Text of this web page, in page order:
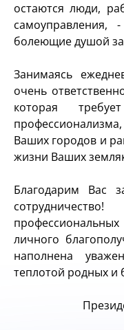
остаются люди,
самоуправления,
болеющие душой за
Занимаясь
очень
которая
Ваших городов и
жизни Ваших
Благодарим Вас
личного
наполнена
теплотой родных и